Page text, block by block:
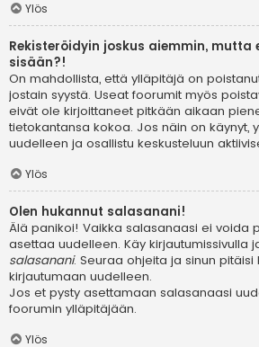
Ylös
Rekisteröidyin joskus aiemmin, mutta
sisään?!
On mahdollista, että ylläpitäjä on
jostain syystä. Useat foorumit myös
eivät ole kirjoittaneet pitkään aikaan
tietokantansa kokoa. Jos näin on käynyt,
uudelleen ja osallistu keskusteluun
Ylös
Olen hukannut salasanani!
Älä panikoi! Vaikka salasanaasi ei voida
asettaa uudelleen. Käy kirjautumissivulla
salasanani. Seuraa ohjeita ja sinun pitäisi
kirjautumaan uudelleen.
Jos et pysty asettamaan salasanaasi
foorumin ylläpitäjään.
Ylös